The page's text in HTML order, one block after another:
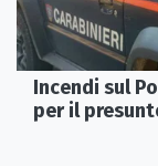
Incendi sul
per il